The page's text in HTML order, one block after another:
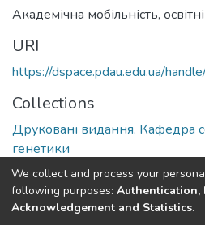
Академічна мобільність,
URI
https://dspace.pdau.edu.ua/
Collections
Друковані видання. Кафедра
генетики
Full item page
We collect and process your
following purposes: Authentication,
Acknowledgement and Statistics.